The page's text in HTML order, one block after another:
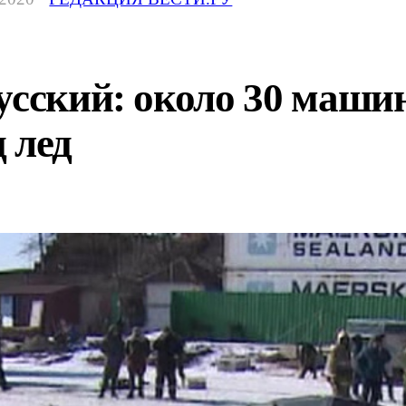
около 30
лед